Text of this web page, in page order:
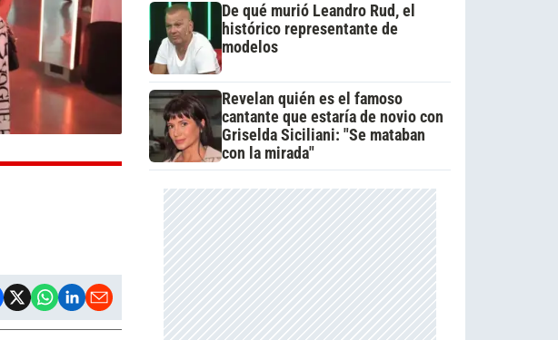
De qué murió Leandro Rud, el
histórico representante de
modelos
Revelan quién es el famoso
cantante que estaría de novio con
Griselda Siciliani: "Se mataban
con la mirada"